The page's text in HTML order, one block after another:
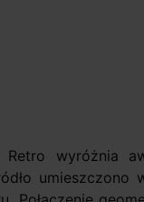
wyróżnia